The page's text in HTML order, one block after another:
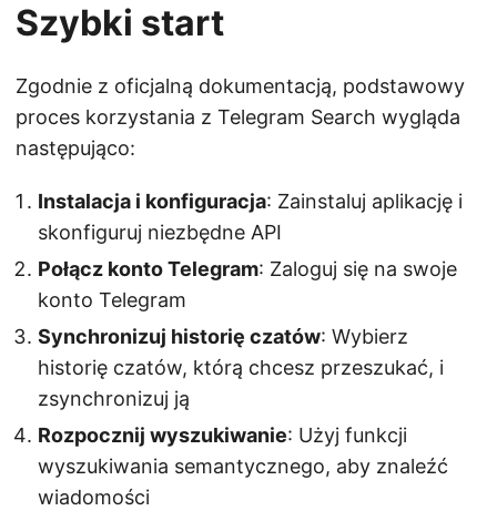
Szybki start
Zgodnie z oficjalną dokumentacją, podstawowy
proces korzystania z Telegram Search wygląda
następująco:
Instalacja i konfiguracja: Zainstaluj aplikację i
skonfiguruj niezbędne API
Połącz konto Telegram: Zaloguj się na swoje
konto Telegram
Synchronizuj historię czatów: Wybierz
historię czatów, którą chcesz przeszukać, i
zsynchronizuj ją
Rozpocznij wyszukiwanie: Użyj funkcji
wyszukiwania semantycznego, aby znaleźć
wiadomości